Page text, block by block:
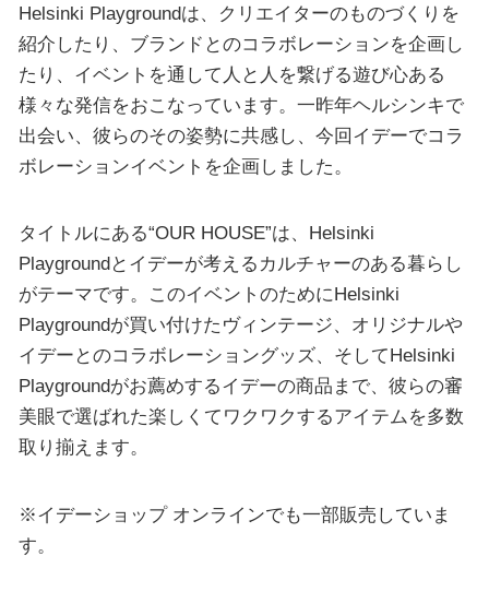
Helsinki Playgroundは、クリエイターのものづくりを
紹介したり、ブランドとのコラボレーションを企画し
たり、イベントを通して人と人を繋げる遊び心ある
様々な発信をおこなっています。一昨年ヘルシンキで
出会い、彼らのその姿勢に共感し、今回イデーでコラ
ボレーションイベントを企画しました。
タイトルにある“OUR HOUSE”は、Helsinki
Playgroundとイデーが考えるカルチャーのある暮らし
がテーマです。このイベントのためにHelsinki
Playgroundが買い付けたヴィンテージ、オリジナルや
イデーとのコラボレーショングッズ、そしてHelsinki
Playgroundがお薦めするイデーの商品まで、彼らの審
美眼で選ばれた楽しくてワクワクするアイテムを多数
取り揃えます。
※イデーショップ オンラインでも一部販売していま
す。